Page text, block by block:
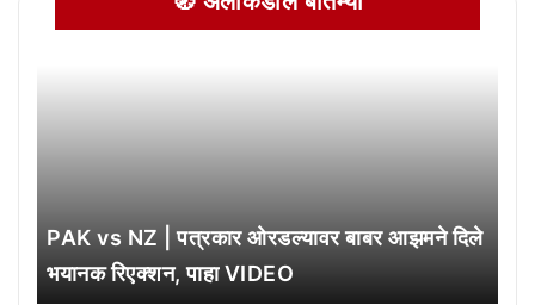
PAK vs NZ | पत्रकार ओरडल्यावर बाबर आझमने दिले
भयानक रिएक्शन, पाहा VIDEO